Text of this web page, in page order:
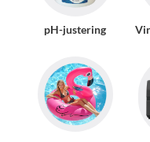
pH-justering